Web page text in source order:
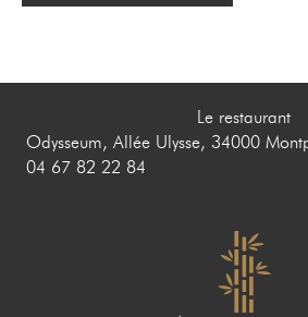
Le restaurant
Odysseum, Allée Ulysse, 34000
04 67 82 22 84